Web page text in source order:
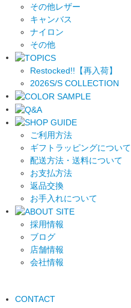
その他レザー
キャンバス
ナイロン
その他
Restocked!!【再入荷】
2026S/S COLLECTION
ご利用方法
ギフトラッピングについて
配送方法・送料について
お支払方法
返品交換
お手入れについて
採用情報
ブログ
店舗情報
会社情報
CONTACT